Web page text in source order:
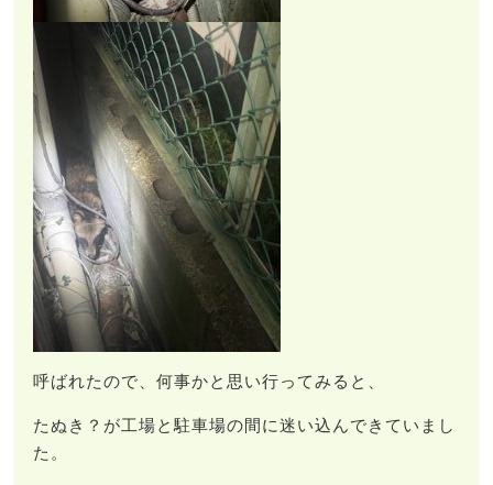
呼ばれたので、何事かと思い行ってみると、
たぬき？が工場と駐車場の間に迷い込んできていまし
た。